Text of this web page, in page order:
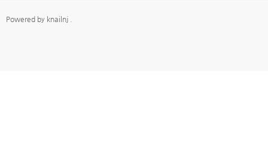
Powered by knailnj